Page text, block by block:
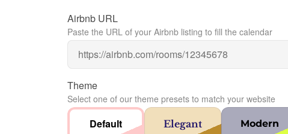
Airbnb URL
Paste the URL of your Airbnb listing to fill the calendar
Theme
Select one of our theme presets to match your website
Default Elegant Modern